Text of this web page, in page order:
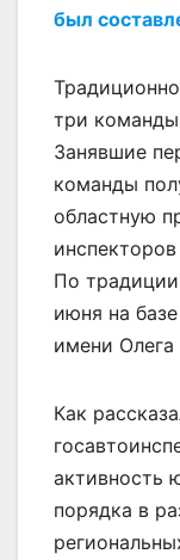
был
три
Занявшие
команды
областную
По
июня на
имени Олега
Как
активность
порядка в